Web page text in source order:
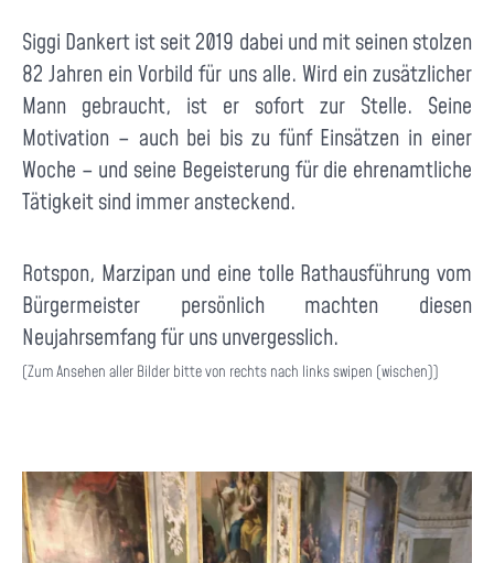
Siggi Dankert ist seit 2019 dabei und mit seinen stolzen
82 Jahren ein Vorbild für uns alle. Wird ein zusätzlicher
Mann gebraucht, ist er sofort zur Stelle. Seine
Motivation – auch bei bis zu fünf Einsätzen in einer
Woche – und seine Begeisterung für die ehrenamtliche
Tätigkeit sind immer ansteckend.
Rotspon, Marzipan und eine tolle Rathausführung vom
Bürgermeister persönlich machten diesen
Neujahrsemfang für uns unvergesslich.
(Zum Ansehen aller Bilder bitte von rechts nach links swipen (wischen))